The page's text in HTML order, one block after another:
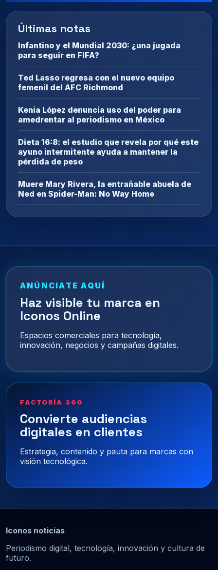
Últimas notas
Infantino y el Mundial 2030: ¿una jugada
para seguir en FIFA?
Ted Lasso regresa con el nuevo equipo
femenil del AFC Richmond
Kenia López denuncia uso del poder para
amedrentar al periodismo en México
Dieta 16:8: el estudio que revela por qué este
ayuno intermitente ayuda a mantener la
pérdida de peso
Muere Mary Rivera, la entrañable abuela de
Ned en Spider-Man: No Way Home
ANÚNCIATE AQUÍ
Haz visible tu marca en
Iconos Online
Espacios comerciales para tecnología,
innovación, negocios y campañas digitales.
FACTORÍA 360
Convierte audiencias
digitales en clientes
Estrategia, contenido y pauta para marcas con
visión tecnológica.
Iconos noticias
Periodismo digital, tecnología, innovación y cultura de
futuro.